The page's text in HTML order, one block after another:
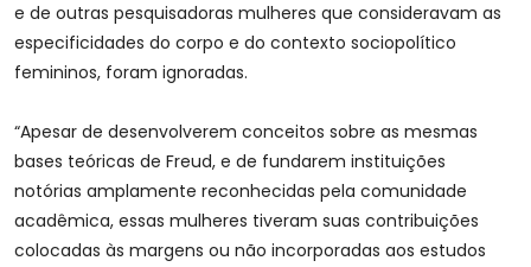
e de outras pesquisadoras mulheres que consideravam as
especificidades do corpo e do contexto sociopolítico
femininos, foram ignoradas.
“Apesar de desenvolverem conceitos sobre as mesmas
bases teóricas de Freud, e de fundarem instituições
notórias amplamente reconhecidas pela comunidade
acadêmica, essas mulheres tiveram suas contribuições
colocadas às margens ou não incorporadas aos estudos